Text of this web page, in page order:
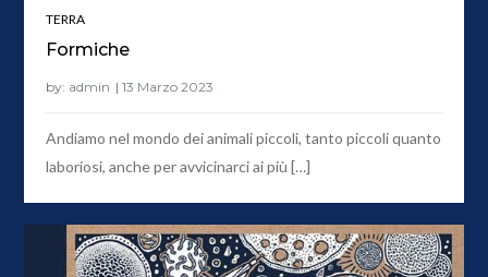
TERRA
Formiche
by: admin
Andiamo nel mondo dei animali piccoli, tanto piccoli quanto
laboriosi, anche per avvicinarci ai più […]